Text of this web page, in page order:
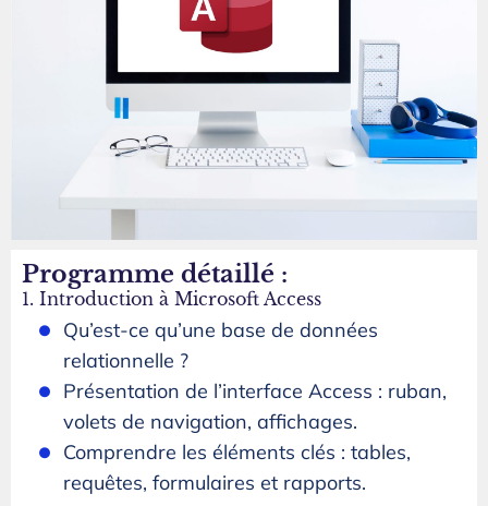
Programme détaillé :
1. Introduction à Microsoft Access
Qu’est-ce qu’une base de données
relationnelle ?
Présentation de l’interface Access : ruban,
volets de navigation, affichages.
Comprendre les éléments clés : tables,
requêtes, formulaires et rapports.